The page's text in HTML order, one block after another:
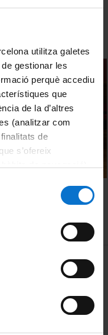
utilitza galetes
gestionar les
perquè accediu
que
de la d’altres
(analitzar com
de
s’ofereix
lloc web de la
MENÚ PEU 1
Política de Cookies
Privacidad y términos